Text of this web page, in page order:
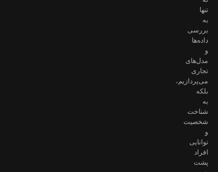
تنها
به
بررسی
داده‌ها
و
مدل‌های
تجاری
می‌پردازیم،
بلکه
به
شناخت
شخصیت
و
توانایی
افراد
پشت